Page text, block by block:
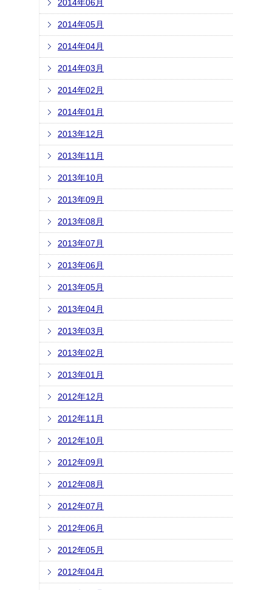
2014年06月
2014年05月
2014年04月
2014年03月
2014年02月
2014年01月
2013年12月
2013年11月
2013年10月
2013年09月
2013年08月
2013年07月
2013年06月
2013年05月
2013年04月
2013年03月
2013年02月
2013年01月
2012年12月
2012年11月
2012年10月
2012年09月
2012年08月
2012年07月
2012年06月
2012年05月
2012年04月